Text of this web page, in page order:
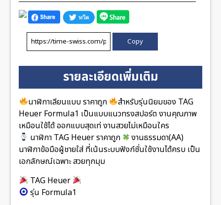
Copy
รายละเอียดเพิ่มเติม
นาฬิกาเลียนแบบ ราคาถูก
สำหรับรุ่นนิยมของ TAG
Heuer Formula1 เป็นแบบแนวทรงสปอร์ต งานคุณภาพ
เหมือนใช้ได้ ออกแบบสุดเท่ งานสวยไม่เหมือนใคร
นาฬิกา TAG Heuer ราคาถูก
งานธรรมดา(AA)
นาฬิกาข้อมือผู้ชายใส่ ที่เน้นระบบฟังก์ชั่นใช้งานได้ครบ เป็น
เอกลักษณ์เฉพาะ สวยทุกมุม
TAG Heuer
รุ่น Formula1